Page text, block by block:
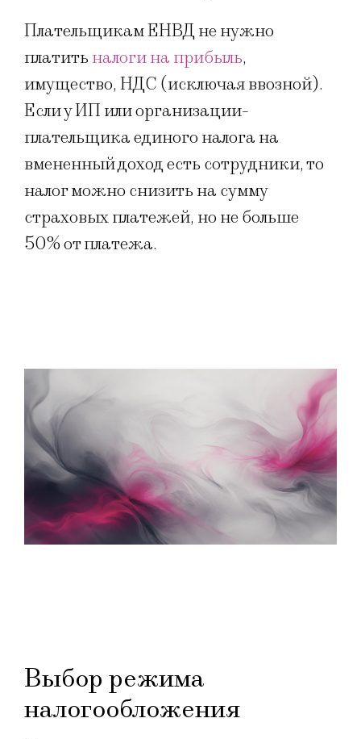
Плательщикам ЕНВД не нужно
платить налоги на прибыль,
имущество, НДС (исключая ввозной).
Если у ИП или организации-
плательщика единого налога на
вмененный доход есть сотрудники, то
налог можно снизить на сумму
страховых платежей, но не больше
50% от платежа.
Выбор режима
налогообложения